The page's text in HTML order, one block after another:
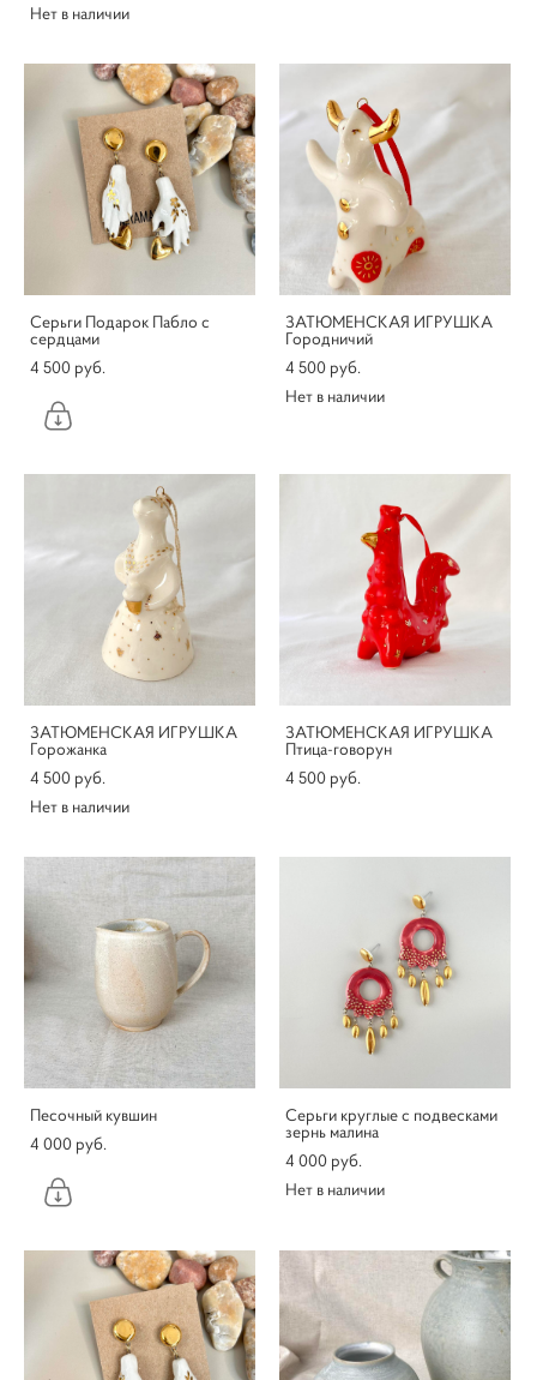
Нет в наличии
Серьги Подарок Пабло с
сердцами
4 500 pуб.
ЗАТЮМЕНСКАЯ ИГРУШКА
Городничий
4 500 pуб.
Нет в наличии
ЗАТЮМЕНСКАЯ ИГРУШКА
Горожанка
4 500 pуб.
Нет в наличии
ЗАТЮМЕНСКАЯ ИГРУШКА
Птица-говорун
4 500 pуб.
Песочный кувшин
4 000 pуб.
Серьги круглые с подвесками
зернь малина
4 000 pуб.
Нет в наличии